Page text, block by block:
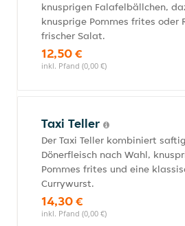
knusprigen Falafelbällchen,
knusprige Pommes frites oder
frischer Salat.
12,50 €
inkl. Pfand (0,00 €)
Taxi Teller
Der Taxi Teller kombiniert
Dönerfleisch nach Wahl,
Pommes frites und eine
Currywurst.
14,30 €
inkl. Pfand (0,00 €)